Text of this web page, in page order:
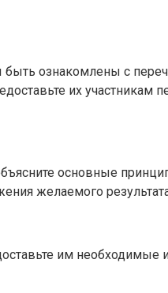
быть ознакомлены с
их участникам
основные
желаемого
им необходимые